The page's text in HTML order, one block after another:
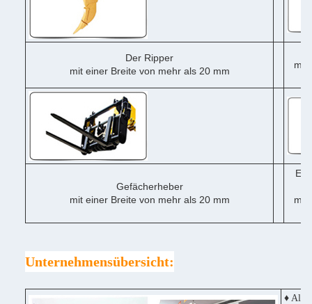
Der Ripper
mit einer Breite von mehr als 20 mm
mit
Gefächerheber
mit einer Breite von mehr als 20 mm
mit
Unternehmensübersicht:
♦ Alle